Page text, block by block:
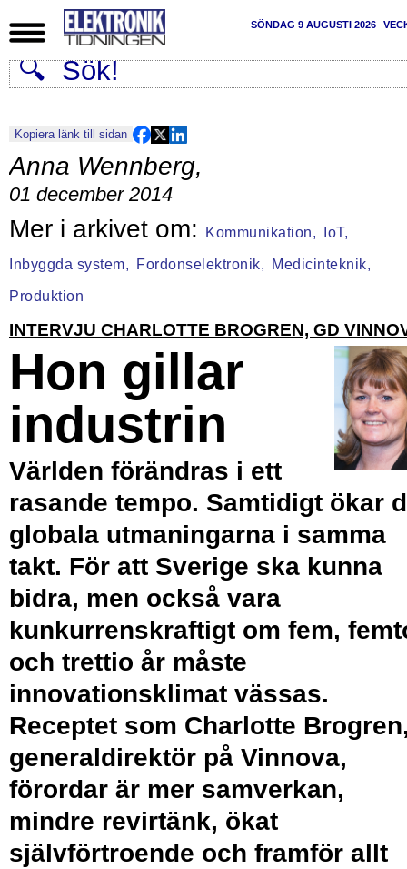
SÖNDAG 9 AUGUSTI 2026
Kopiera länk till sidan
Anna Wennberg,
01 december 2014
Kommunikation, IoT,
Inbyggda system, Fordonselektronik, Medicinteknik,
Produktion
INTERVJU CHARLOTTE BROGREN, GD
Hon gillar
industrin
Världen förändras i ett
rasande tempo. Samtidigt ökar
globala utmaningarna i samma
takt. För att Sverige ska kunna
bidra, men också vara
kunkurrenskraftigt om fem,
och trettio år måste
innovationsklimat vässas.
Receptet som Charlotte
generaldirektör på Vinnova,
förordar är mer samverkan,
mindre revirtänk, ökat
självförtroende och framför allt